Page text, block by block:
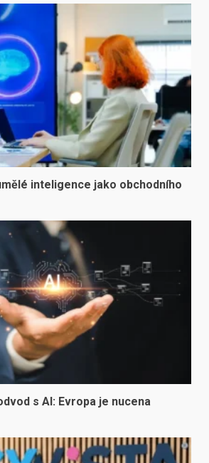
inteligence jako obchodního
s AI: Evropa je nucena